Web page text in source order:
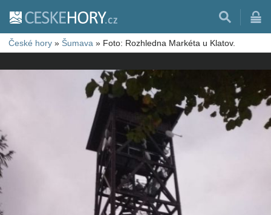
České hory » Šumava » Foto: Rozhledna Markéta u Klatov.